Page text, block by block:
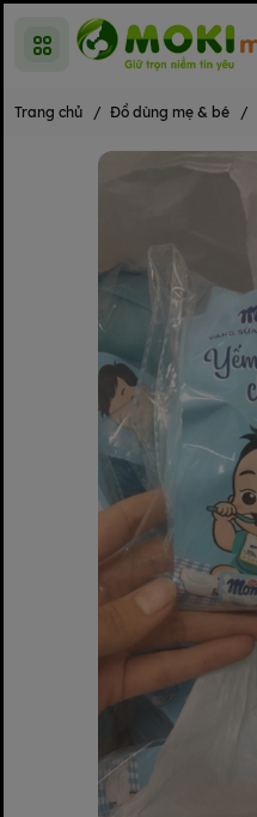
Trang chủ / Đồ dùng mẹ & bé /